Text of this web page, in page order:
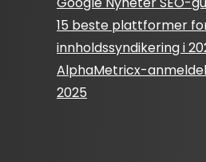
15 beste plattformer
innholdssyndikering i
AlphaMetricx-
2025